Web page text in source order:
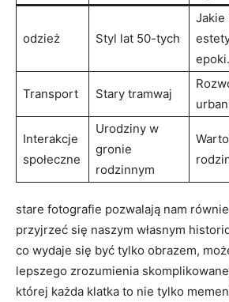
odzież Styl ‌lat 50-tych
Jakie‍
epoki.
Transport Stary tramwaj
Interakcje
społeczne
Urodziny w
gronie
rodzinnym
stare fotografie⁤ pozwalają nam
przyjrzeć się naszym własnym
co wydaje się być tylko obrazem,
lepszego zrozumienia
której każda klatka to nie tylko